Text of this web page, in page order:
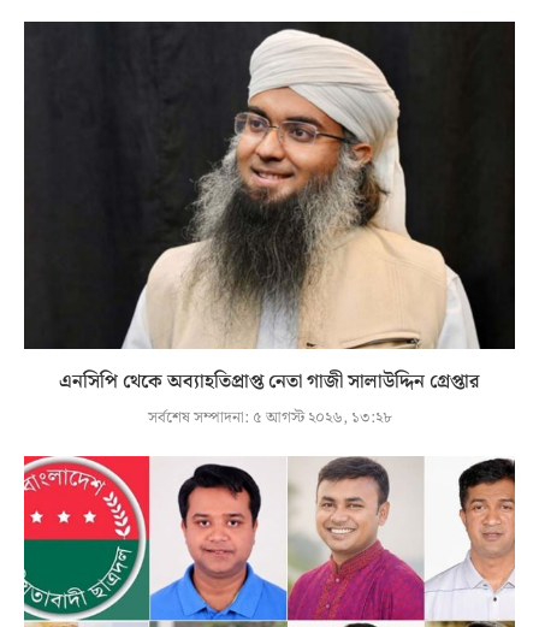
এনসিপি থেকে অব্যাহতিপ্রাপ্ত নেতা গাজী সালাউদ্দিন গ্রেপ্তার
সর্বশেষ সম্পাদনা: ৫ আগস্ট ২০২৬, ১৩:২৮